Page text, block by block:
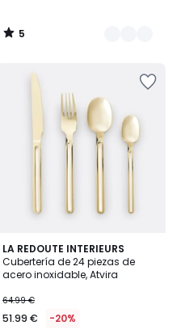
5
/
LA REDOUTE INTERIEURS
Cubertería de 24 piezas de
acero inoxidable, Atvira
64.99 €
51.99 € -20%
4,1
/ 5